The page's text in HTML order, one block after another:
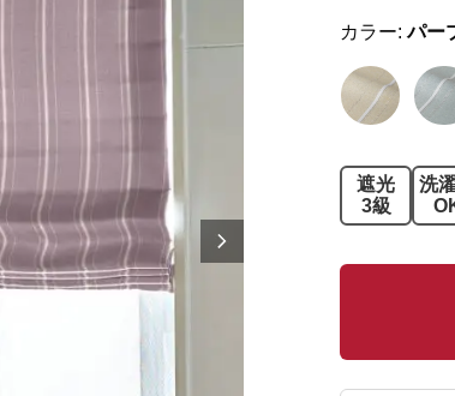
カラー: パー
遮光
3級
洗